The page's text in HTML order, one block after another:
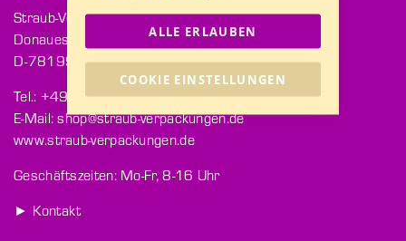
Straub-Verpackungen GmbH
Donaueschinger Str. 2
D-78199 Bräunlingen
Tel.: +49 771 9202-363
E-Mail: shop@straub-verpackungen.de
www.straub-verpackungen.de
Geschäftszeiten: Mo-Fr, 8-16 Uhr
► Kontakt
ALLE ERLAUBEN
COOKIE EINSTELLUNGEN